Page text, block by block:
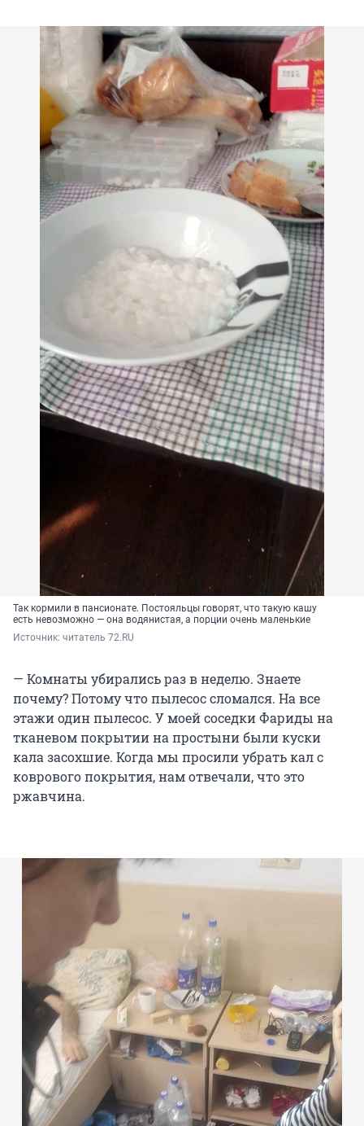
Так кормили в пансионате. Постояльцы говорят, что такую кашу
есть невозможно — она водянистая, а порции очень маленькие
Источник: читатель 72.RU
— Комнаты убирались раз в неделю. Знаете
почему? Потому что пылесос сломался. На все
этажи один пылесос. У моей соседки Фариды на
тканевом покрытии на простыни были куски
кала засохшие. Когда мы просили убрать кал с
коврового покрытия, нам отвечали, что это
ржавчина.